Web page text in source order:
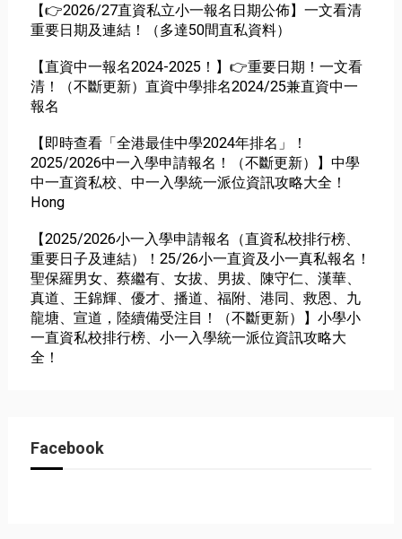
【👉2026/27直資私立小一報名日期公佈】一文看清
重要日期及連結！（多達50間直私資料）
【直資中一報名2024-2025！】👉重要日期！一文看
清！（不斷更新）直資中學排名2024/25兼直資中一
報名
【即時查看「全港最佳中學2024年排名」！
2025/2026中一入學申請報名！（不斷更新）】中學
中一直資私校、中一入學統一派位資訊攻略大全！
Hong
【2025/2026小一入學申請報名（直資私校排行榜、
重要日子及連結）！25/26小一直資及小一真私報名！
聖保羅男女、蔡繼有、女拔、男拔、陳守仁、漢華、
真道、王錦輝、優才、播道、福附、港同、救恩、九
龍塘、宣道，陸續備受注目！（不斷更新）】小學小
一直資私校排行榜、小一入學統一派位資訊攻略大
全！
Facebook